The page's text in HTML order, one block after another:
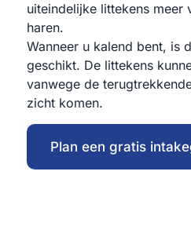
uiteindelijke littekens meer
haren.
Wanneer u kalend bent, is
geschikt. De littekens
vanwege de
zicht komen.
Plan een gratis